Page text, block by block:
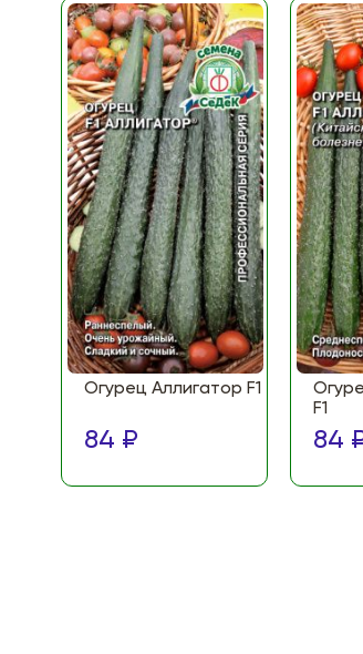
Огурец Аллигатор F1
84 ₽
F1
84